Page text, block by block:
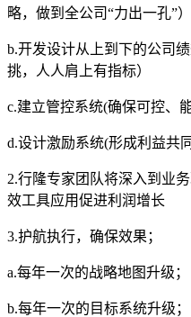
略，做到全公司“力出一孔”）
b.开发设计从上到下的公司
挑，人人肩上有指标）
c.建立管控系统(确保可控、
d.设计激励系统(形成利益共
2.行隆专家团队将深入到业
效工具应用促进利润增长
3.护航执行，确保效果；
a.每年一次的战略地图升级；
b.每年一次的目标系统升级；